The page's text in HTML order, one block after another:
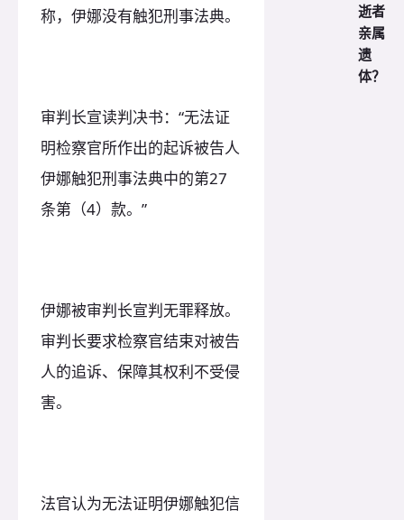
称，伊娜没有触犯刑事法典。
审判长宣读判决书：“无法证
明检察官所作出的起诉被告人
伊娜触犯刑事法典中的第27
条第（4）款。”
伊娜被审判长宣判无罪释放。
审判长要求检察官结束对被告
人的追诉、保障其权利不受侵
害。
法官认为无法证明伊娜触犯信
逝者
亲属
遗
体？